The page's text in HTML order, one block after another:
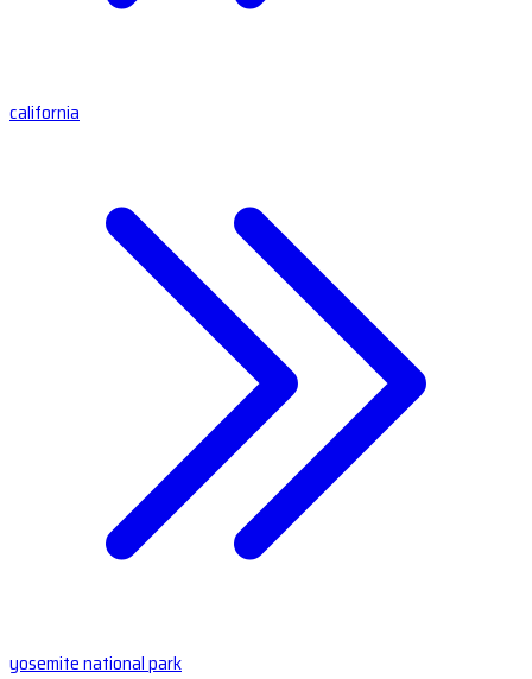
california
yosemite national park